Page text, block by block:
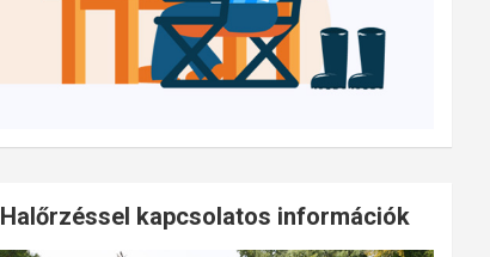
Halőrzéssel kapcsolatos információk